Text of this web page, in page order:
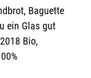
Baguette
ein Glas gut
Bio,